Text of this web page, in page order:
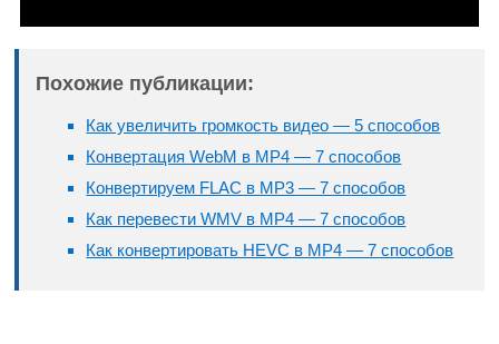
Похожие публикации:
Как увеличить громкость видео — 5 способов
Конвертация WebM в MP4 — 7 способов
Конвертируем FLAC в MP3 — 7 способов
Как перевести WMV в MP4 — 7 способов
Как конвертировать HEVC в MP4 — 7 способов